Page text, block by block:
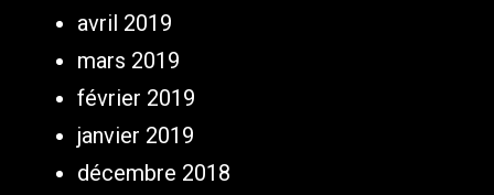
avril 2019
mars 2019
février 2019
janvier 2019
décembre 2018